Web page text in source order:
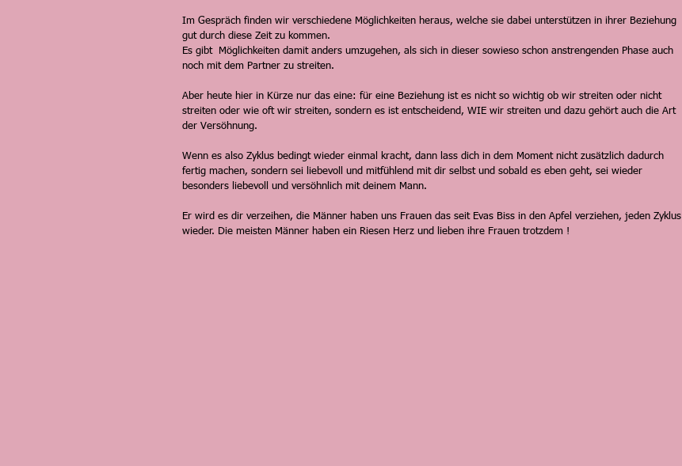
Im Gespräch finden wir verschiedene Möglichkeiten heraus, welche sie dabei unterstützen in ihrer Beziehung
gut durch diese Zeit zu kommen.
Es gibt  Möglichkeiten damit anders umzugehen, als sich in dieser sowieso schon anstrengenden Phase auch
noch mit dem Partner zu streiten.
Aber heute hier in Kürze nur das eine: für eine Beziehung ist es nicht so wichtig ob wir streiten oder nicht
streiten oder wie oft wir streiten, sondern es ist entscheidend, WIE wir streiten und dazu gehört auch die Art
der Versöhnung.
Wenn es also Zyklus bedingt wieder einmal kracht, dann lass dich in dem Moment nicht zusätzlich dadurch
fertig machen, sondern sei liebevoll und mitfühlend mit dir selbst und sobald es eben geht, sei wieder
besonders liebevoll und versöhnlich mit deinem Mann.
Er wird es dir verzeihen, die Männer haben uns Frauen das seit Evas Biss in den Apfel verziehen, jeden Zyklus
wieder. Die meisten Männer haben ein Riesen Herz und lieben ihre Frauen trotzdem !